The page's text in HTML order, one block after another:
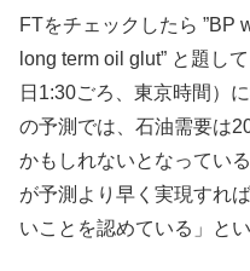
FTをチェックしたら ”BP
long term oil glut” と題し
日1:30ごろ、東京時間）
の予測では、石油需要は
かもしれないとなってい
が予測より早く実現すれ
いことを認めている」と